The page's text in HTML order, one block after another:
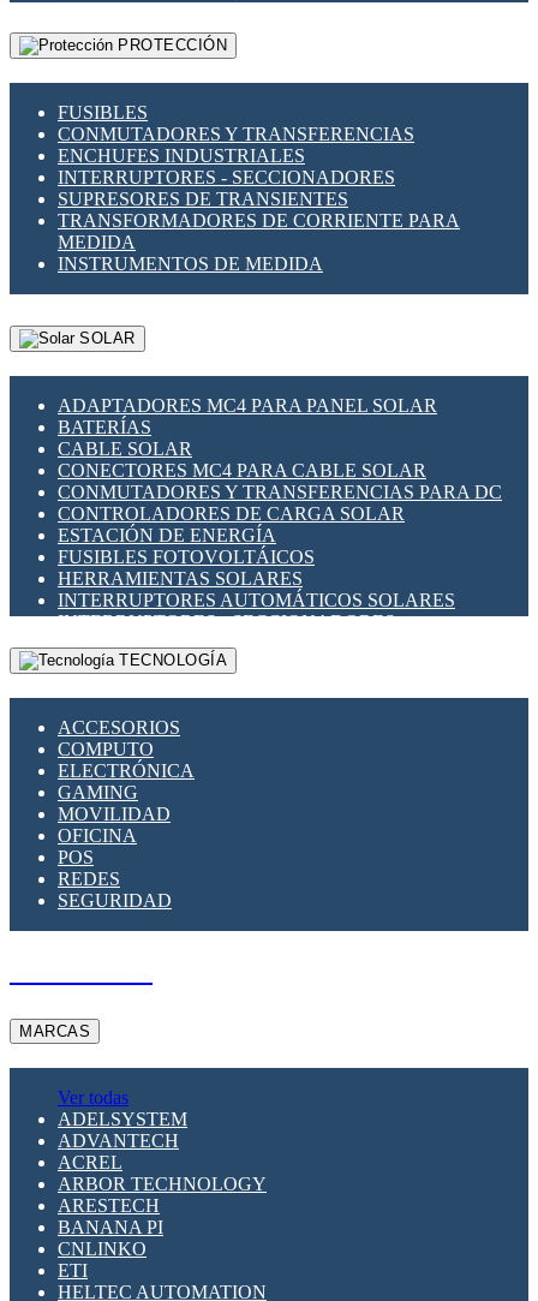
PROTECCIÓN
FUSIBLES
CONMUTADORES Y TRANSFERENCIAS
ENCHUFES INDUSTRIALES
INTERRUPTORES - SECCIONADORES
SUPRESORES DE TRANSIENTES
TRANSFORMADORES DE CORRIENTE PARA
MEDIDA
INSTRUMENTOS DE MEDIDA
SOLAR
ADAPTADORES MC4 PARA PANEL SOLAR
BATERÍAS
CABLE SOLAR
CONECTORES MC4 PARA CABLE SOLAR
CONMUTADORES Y TRANSFERENCIAS PARA DC
CONTROLADORES DE CARGA SOLAR
ESTACIÓN DE ENERGÍA
FUSIBLES FOTOVOLTÁICOS
HERRAMIENTAS SOLARES
INTERRUPTORES AUTOMÁTICOS SOLARES
INTERRUPTORES - SECCIONADORES
FOTOVOLTÁICOS
MONTAJE PANEL SOLAR
SUPRESOR DE TRANSIENTES SPDS PARA
APLICACIONES FOTOVOLTAICAS
TECNOLOGÍA
ACCESORIOS
COMPUTO
ELECTRÓNICA
GAMING
MOVILIDAD
OFICINA
POS
REDES
SEGURIDAD
MARCAS
Ver todas
ADELSYSTEM
ADVANTECH
ACREL
ARBOR TECHNOLOGY
ARESTECH
BANANA PI
CNLINKO
ETI
HELTEC AUTOMATION